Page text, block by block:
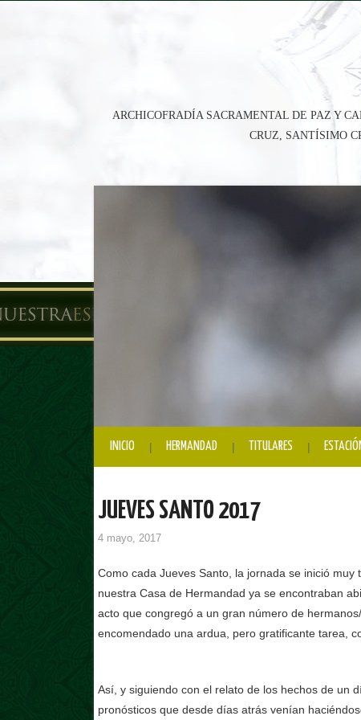
ARCHICOFRADÍA SACRAMENTAL DE PAZ Y
CRUZ, SANTÍSIMO
INICIO HERMANDAD TITULARES
JUEVES SANTO 2017
4 mayo, 2017
Como cada Jueves Santo, la jornada se inició
nuestra Casa de Hermandad ya se encontraban
acto que congregó a un gran número de
encomendado una ardua, pero gratificante tarea,
Así, y siguiendo con el relato de los hechos de un
pronósticos que desde días atrás venían